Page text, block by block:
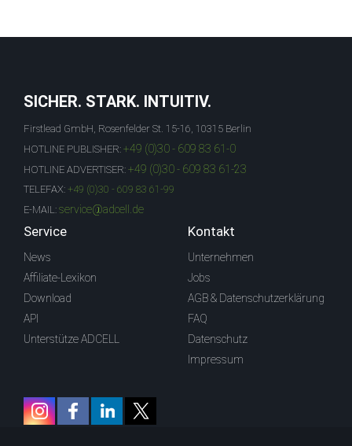
SICHER. STARK. INTUITIV.
Firstlead GmbH, Rosenfelder St. 15-16, 10315 Berlin
HOTLINE PUBLISHER: +49 (0)30 - 609 83 61-0
HOTLINE ADVERTISER: +49 (0)30 - 609 83 61-23
TELEFAX: +49 (0)30 - 609 83 61-99
E-MAIL: service@adcell.de
Service
News
Affiliate-Lexikon
Download
API
Unterstütze ADCELL
Kontakt
Unternehmen
Jobs
AGB & Datenschutzerklärung
FAQ
Datenschutz
Impressum